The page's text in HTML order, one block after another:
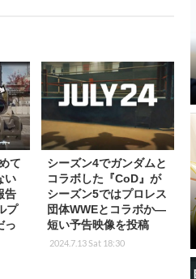
て
い
告
プ
っ
シーズン4でガンダムと
コラボした『CoD』が
シーズン5ではプロレス
団体WWEとコラボか―
短い予告映像を投稿
2024.7.13 Sat 18:30